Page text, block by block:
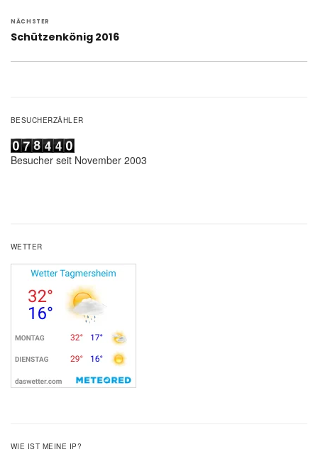
NÄCHSTER
Nächster
Schützenkönig 2016
BESUCHERZÄHLER
Besucher seit November 2003
WETTER
WIE IST MEINE IP?